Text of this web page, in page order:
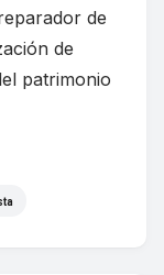
de
de
patrimonio